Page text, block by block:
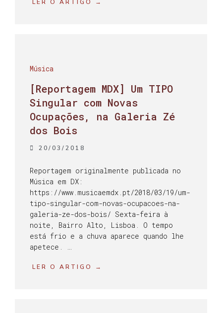
LER O ARTIGO →
Música
[Reportagem MDX] Um TIPO
Singular com Novas
Ocupações, na Galeria Zé
dos Bois
20/03/2018
Reportagem originalmente publicada no
Música em DX:
https://www.musicaemdx.pt/2018/03/19/um-
tipo-singular-com-novas-ocupacoes-na-
galeria-ze-dos-bois/ Sexta-feira à
noite, Bairro Alto, Lisboa. O tempo
está frio e a chuva aparece quando lhe
apetece. …
LER O ARTIGO →